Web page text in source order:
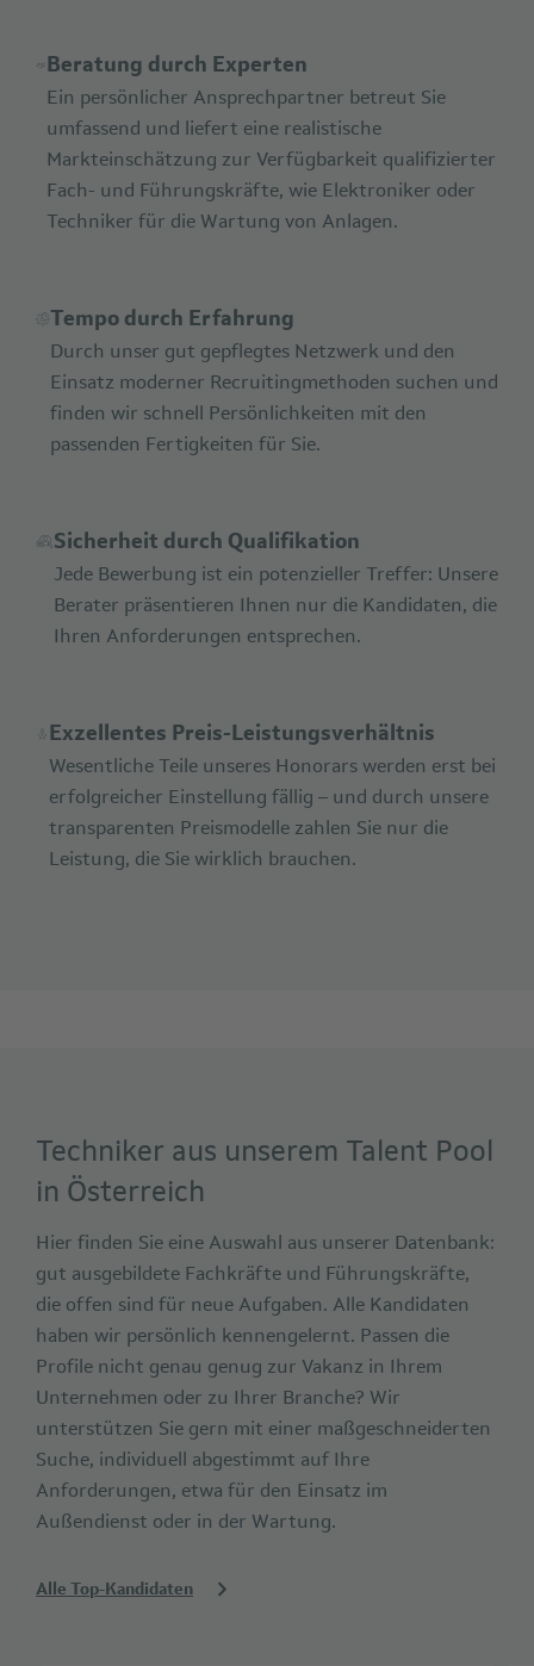
Beratung durch Experten
Ein persönlicher Ansprechpartner betreut Sie
umfassend und liefert eine realistische
Markteinschätzung zur Verfügbarkeit qualifizierter
Fach- und Führungskräfte, wie Elektroniker oder
Techniker für die Wartung von Anlagen.
Tempo durch Erfahrung
Durch unser gut gepflegtes Netzwerk und den
Einsatz moderner Recruitingmethoden suchen und
finden wir schnell Persönlichkeiten mit den
passenden Fertigkeiten für Sie.
Sicherheit durch Qualifikation
Jede Bewerbung ist ein potenzieller Treffer: Unsere
Berater präsentieren Ihnen nur die Kandidaten, die
Ihren Anforderungen entsprechen.
Exzellentes Preis-Leistungsverhältnis
Wesentliche Teile unseres Honorars werden erst bei
erfolgreicher Einstellung fällig – und durch unsere
transparenten Preismodelle zahlen Sie nur die
Leistung, die Sie wirklich brauchen.
Techniker aus unserem Talent Pool
in Österreich
Hier finden Sie eine Auswahl aus unserer Datenbank:
gut ausgebildete Fachkräfte und Führungskräfte,
die offen sind für neue Aufgaben. Alle Kandidaten
haben wir persönlich kennengelernt. Passen die
Profile nicht genau genug zur Vakanz in Ihrem
Unternehmen oder zu Ihrer Branche? Wir
unterstützen Sie gern mit einer maßgeschneiderten
Suche, individuell abgestimmt auf Ihre
Anforderungen, etwa für den Einsatz im
Außendienst oder in der Wartung.
Alle Top-Kandidaten